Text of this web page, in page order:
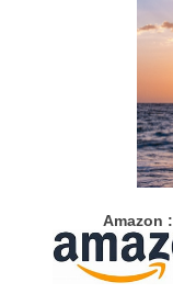
Amazon :